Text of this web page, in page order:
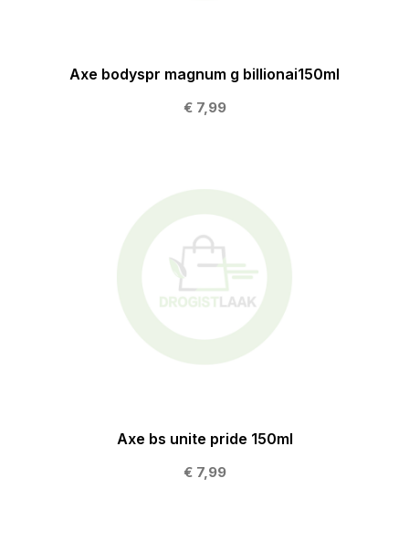
Axe bodyspr magnum g billionai150ml
€ 7,99
Axe bs unite pride 150ml
€ 7,99